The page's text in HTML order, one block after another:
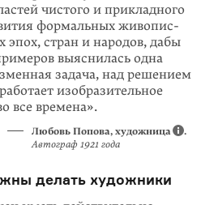
чистого и при­кладного
формальных живопис­
эпох, стран и народов, дабы
выяснилась одна
задача, над решением
изобра­зительное
все времена».
Любовь Попова, художница
.
Автограф 1921 года
делать художники